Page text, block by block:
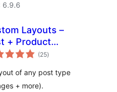
6.9.6
Layouts –
+ Product
made easy
(25საერთო
რეიტინგი
)
of any post type
+ more).